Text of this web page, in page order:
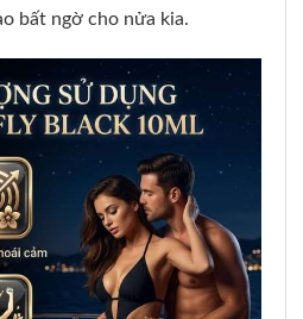
bất ngờ cho nửa kia.